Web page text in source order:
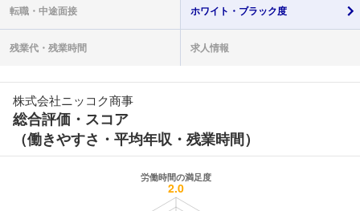
転職・ 中途面接 ホワイト・ ブラック度
残業代・ 残業時間 求人情報
株式会社ニッコク商事
総合評価・スコア
（働きやすさ・平均年収・残業時間）